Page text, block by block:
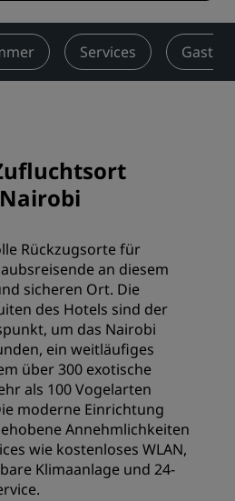
Services
Rückzugsorte für
an diesem
sicheren Ort. Die
des Hotels sind der
um das Nairobi
ein weitläufiges
über 300 exotische
als 100 Vogelarten
moderne Einrichtung
Annehmlichkeiten
wie kostenloses WLAN,
Klimaanlage und 24-